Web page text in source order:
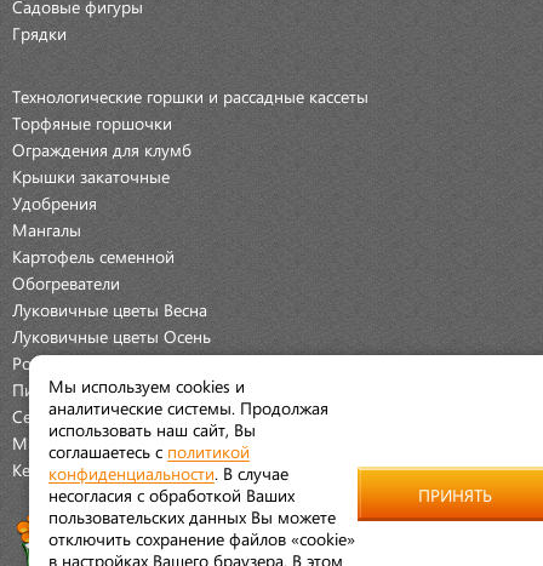
Садовые фигуры
Грядки
Технологические горшки и рассадные кассеты
Торфяные горшочки
Ограждения для клумб
Крышки закаточные
Удобрения
Мангалы
Картофель семенной
Обогреватели
Луковичные цветы Весна
Луковичные цветы Осень
Розы
Пионы
Семена Овощей
Мраморная крошка
Керамические наборы
Мы используем cookies и
аналитические системы. Продолжая
использовать наш сайт, Вы
соглашаетесь с политикой
конфиденциальности . В случае
несогласия с обработкой Ваших
пользовательских данных Вы можете
отключить сохранение файлов «cookie»
в настройках Вашего браузера. В этом
ПРИНЯТЬ